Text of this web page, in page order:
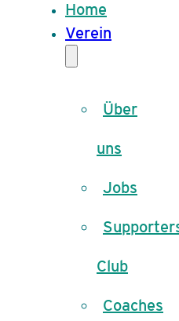
Home
Verein
Über
uns
Jobs
Club
Coaches